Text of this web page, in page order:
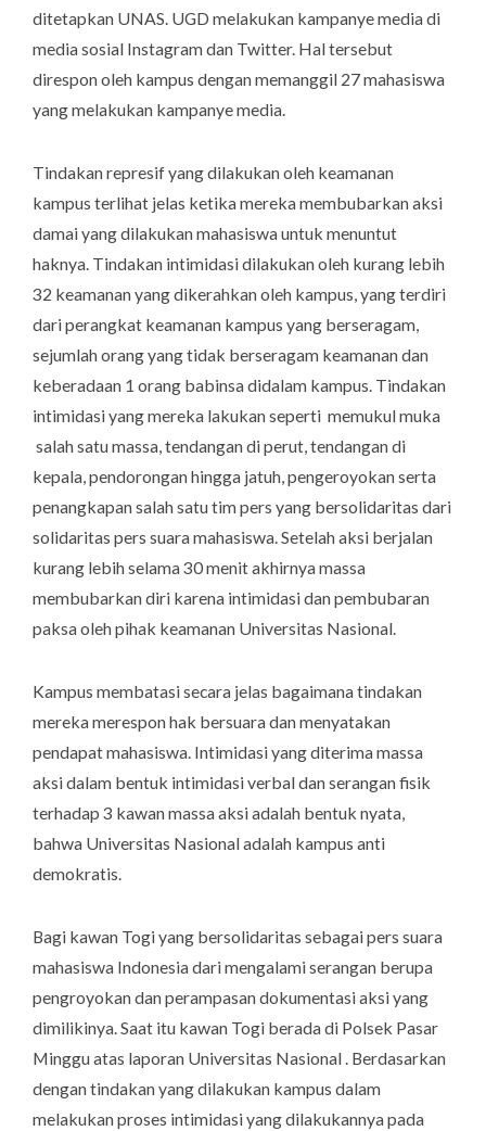
ditetapkan UNAS. UGD melakukan kampanye media di
media sosial Instagram dan Twitter. Hal tersebut
direspon oleh kampus dengan memanggil 27 mahasiswa
yang melakukan kampanye media.
Tindakan represif yang dilakukan oleh keamanan
kampus terlihat jelas ketika mereka membubarkan aksi
damai yang dilakukan mahasiswa untuk menuntut
haknya. Tindakan intimidasi dilakukan oleh kurang lebih
32 keamanan yang dikerahkan oleh kampus, yang terdiri
dari perangkat keamanan kampus yang berseragam,
sejumlah orang yang tidak berseragam keamanan dan
keberadaan 1 orang babinsa didalam kampus. Tindakan
intimidasi yang mereka lakukan seperti memukul muka
salah satu massa, tendangan di perut, tendangan di
kepala, pendorongan hingga jatuh, pengeroyokan serta
penangkapan salah satu tim pers yang bersolidaritas dari
solidaritas pers suara mahasiswa. Setelah aksi berjalan
kurang lebih selama 30 menit akhirnya massa
membubarkan diri karena intimidasi dan pembubaran
paksa oleh pihak keamanan Universitas Nasional.
Kampus membatasi secara jelas bagaimana tindakan
mereka merespon hak bersuara dan menyatakan
pendapat mahasiswa. Intimidasi yang diterima massa
aksi dalam bentuk intimidasi verbal dan serangan fisik
terhadap 3 kawan massa aksi adalah bentuk nyata,
bahwa Universitas Nasional adalah kampus anti
demokratis.
Bagi kawan Togi yang bersolidaritas sebagai pers suara
mahasiswa Indonesia dari mengalami serangan berupa
pengroyokan dan perampasan dokumentasi aksi yang
dimilikinya. Saat itu kawan Togi berada di Polsek Pasar
Minggu atas laporan Universitas Nasional . Berdasarkan
dengan tindakan yang dilakukan kampus dalam
melakukan proses intimidasi yang dilakukannya pada